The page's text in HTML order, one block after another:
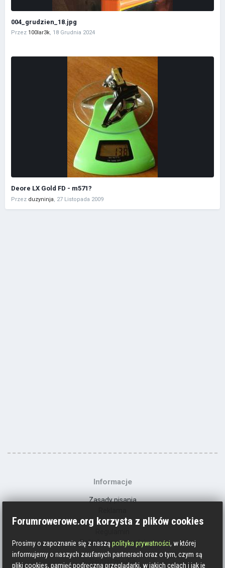
004_grudzien_18.jpg
Przez 100lar3k, 18 Grudnia 2024
Deore LX Gold FD - m571?
Przez duzyninja, 27 Listopada 2009
Informacje
Zasady pisania
Kontakt
Polityka prywatności
Social media
Forumrowerowe.org korzysta z plików cookies
Prosimy o zapoznanie się z nasząpolityka prywatności, w której
informujemy o naszych zaufanych partnerach oraz o tym, czym są
pliki cookies, pamięć podręczna przeglądarki, w jakich celach i jak je